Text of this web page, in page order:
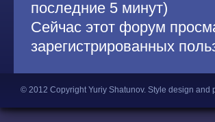
последние 5 минут)
Сейчас этот форум
зарегистрированных
© 2012 Copyright Yuriy Shatunov. Style design and